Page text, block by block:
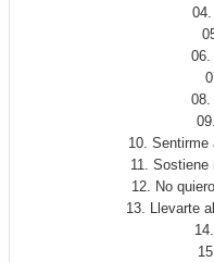
06.
08.
10.
11. Sostiene
12. No
13. Llevarte